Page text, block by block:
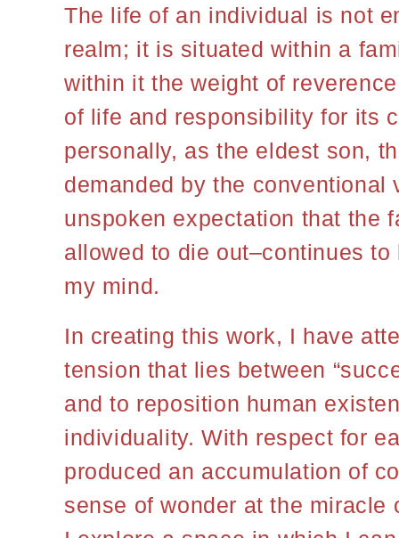
The life of an individual is not
realm; it is situated within a
within it the weight of
of life and responsibility for its
personally, as the eldest son,
demanded by the conventional
unspoken expectation that the
allowed to die out–continues
my mind.
In creating this work, I have
tension that lies between
and to reposition human
individuality. With respect for
produced an accumulation of
sense of wonder at the miracle